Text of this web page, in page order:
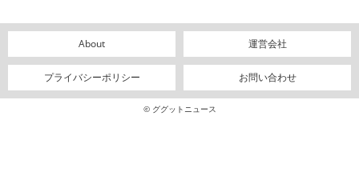
About 運営会社
プライバシーポリシー お問い合わせ
© ググットニュース